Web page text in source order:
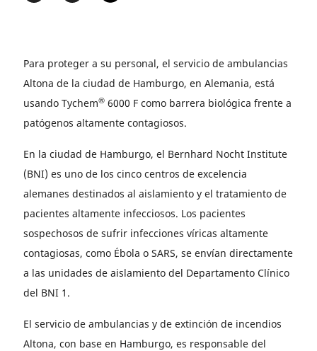
Para proteger a su personal, el servicio de ambulancias
Altona de la ciudad de Hamburgo, en Alemania, está
usando Tychem® 6000 F como barrera biológica frente a
patógenos altamente contagiosos.
En la ciudad de Hamburgo, el Bernhard Nocht Institute
(BNI) es uno de los cinco centros de excelencia
alemanes destinados al aislamiento y el tratamiento de
pacientes altamente infecciosos. Los pacientes
sospechosos de sufrir infecciones víricas altamente
contagiosas, como Ébola o SARS, se envían directamente
a las unidades de aislamiento del Departamento Clínico
del BNI 1.
El servicio de ambulancias y de extinción de incendios
Altona, con base en Hamburgo, es responsable del